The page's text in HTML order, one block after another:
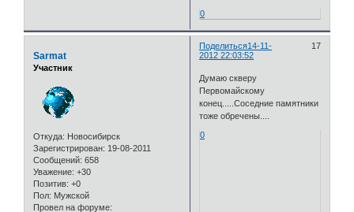
0
Поделиться 17
14-11-
2012 22:03:52
Sarmat
Участник
Откуда: Новосибирск
Зарегистрирован: 19-08-2011
Сообщений: 658
Уважение: +30
Позитив: +0
Пол: Мужской
Провел на форуме:
Думаю скверу
Первомайскому
конец.....Соседние памятники
тоже обречены....
0